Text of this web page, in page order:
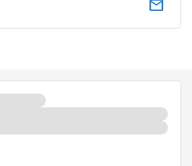
email